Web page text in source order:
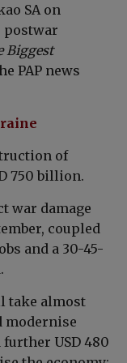
SA on
postwar
Biggest
PAP news
of
750 billion.
war damage
coupled
and a 30-45-
take almost
modernise
USD 480